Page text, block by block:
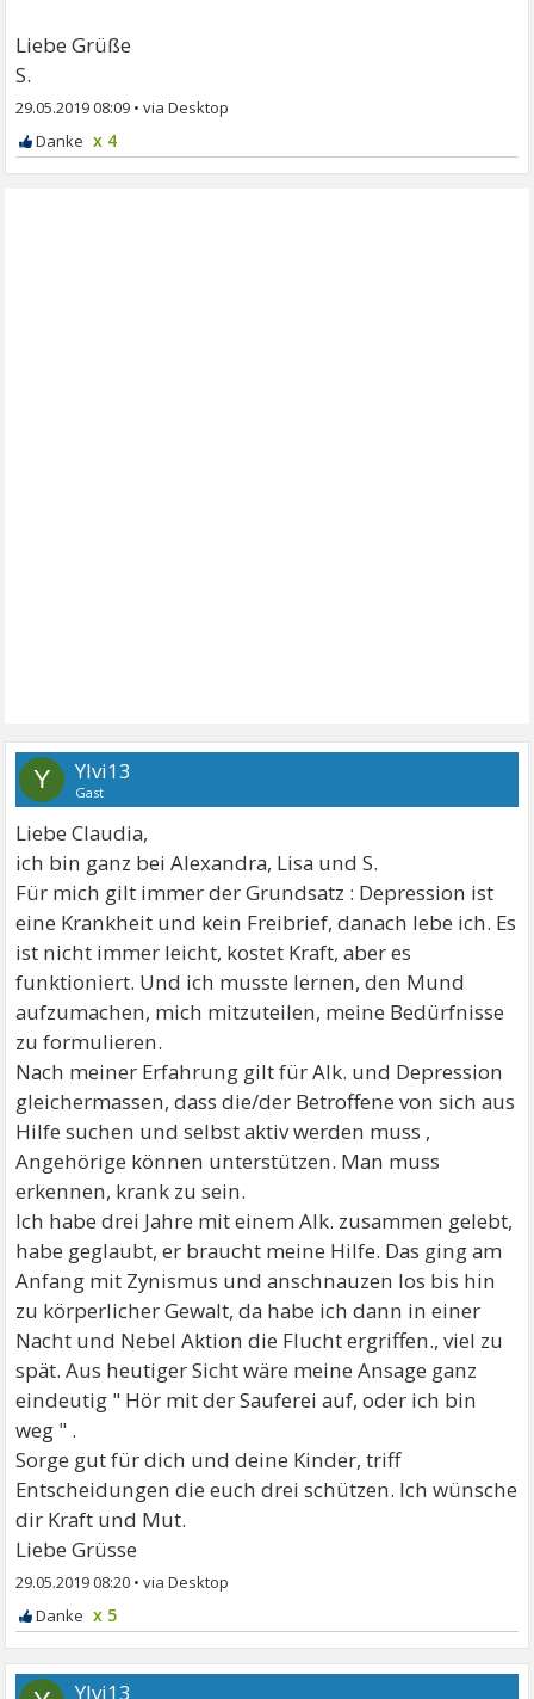
Liebe Grüße
S.
29.05.2019 08:09 •
x 4
Y Ylvi13
Gast
Liebe Claudia,
ich bin ganz bei Alexandra, Lisa und S.
Für mich gilt immer der Grundsatz : Depression ist
eine Krankheit und kein Freibrief, danach lebe ich. Es
ist nicht immer leicht, kostet Kraft, aber es
funktioniert. Und ich musste lernen, den Mund
aufzumachen, mich mitzuteilen, meine Bedürfnisse
zu formulieren.
Nach meiner Erfahrung gilt für Alk. und Depression
gleichermassen, dass die/der Betroffene von sich aus
Hilfe suchen und selbst aktiv werden muss ,
Angehörige können unterstützen. Man muss
erkennen, krank zu sein.
Ich habe drei Jahre mit einem Alk. zusammen gelebt,
habe geglaubt, er braucht meine Hilfe. Das ging am
Anfang mit Zynismus und anschnauzen los bis hin
zu körperlicher Gewalt, da habe ich dann in einer
Nacht und Nebel Aktion die Flucht ergriffen., viel zu
spät. Aus heutiger Sicht wäre meine Ansage ganz
eindeutig " Hör mit der Sauferei auf, oder ich bin
weg " .
Sorge gut für dich und deine Kinder, triff
Entscheidungen die euch drei schützen. Ich wünsche
dir Kraft und Mut.
Liebe Grüsse
29.05.2019 08:20 •
x 5
Ylvi13